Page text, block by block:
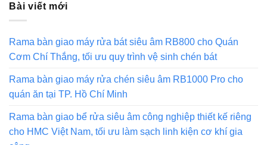
Bài viết mới
Rama bàn giao máy rửa bát siêu âm RB800 cho Quán
Cơm Chí Thắng, tối ưu quy trình vệ sinh chén bát
Rama bàn giao máy rửa chén siêu âm RB1000 Pro cho
quán ăn tại TP. Hồ Chí Minh
Rama bàn giao bể rửa siêu âm công nghiệp thiết kế riêng
cho HMC Việt Nam, tối ưu làm sạch linh kiện cơ khí gia